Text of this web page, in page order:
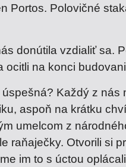
Portos. Polovičné
donútila vzdialiť sa.
ocitli na konci
Každý z nás
aspoň na krátku
umelcom z
raňaječky. Otvorili si
im to s úctou